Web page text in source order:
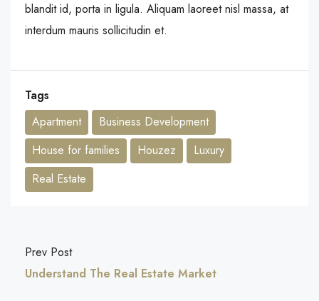
blandit id, porta in ligula. Aliquam laoreet nisl massa, at
interdum mauris sollicitudin et.
Tags
Apartment
Business Development
House for families
Houzez
Luxury
Real Estate
Prev Post
Understand The Real Estate Market